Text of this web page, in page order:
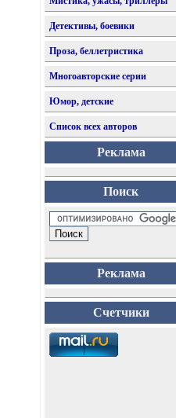
Детективы, боевики
Проза, беллетристика
Многоавторские серии
Юмор, детские
Список всех авторов
Реклама
Поиск
Реклама
Счетчики